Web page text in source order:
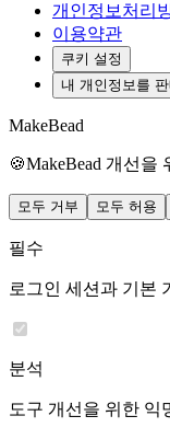
개인정보처리
이용약관
쿠키 설정
내 개인정보를
MakeBead
🍪MakeBead 개선을
모두 거부 모두 허용
필수
로그인 세션과 기본
분석
도구 개선을 위한 익